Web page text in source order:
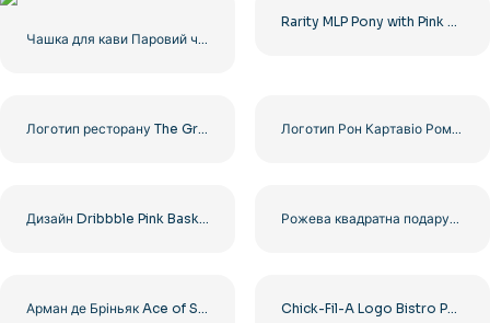
Chick-Fil-A Logo Bistro PNG зображення для безкоштовного завантаження